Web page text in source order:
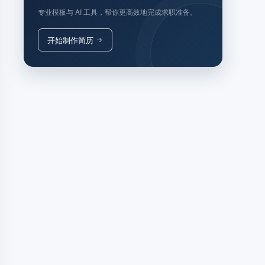
专业模板与 AI 工具，帮你更高效地完成求职准备。
开始制作简历